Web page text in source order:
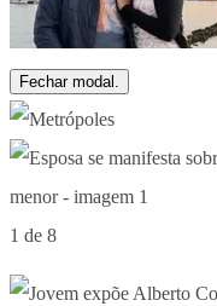
Fechar modal.
1 de 8